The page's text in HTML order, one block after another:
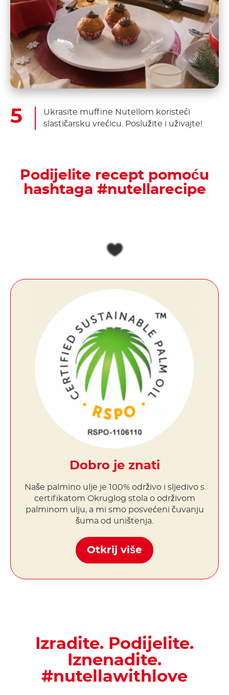
Ukrasite muffine Nutellom koristeći
slastičarsku vrećicu. Poslužite i uživajte!
Podijelite recept pomoću
hashtaga #nutellarecipe
Dobro je znati
Naše palmino ulje je 100% održivo i sljedivo s
certifikatom Okruglog stola o održivom
palminom ulju, a mi smo posvećeni čuvanju
šuma od uništenja.
Otkrij više
Izradite. Podijelite.
Iznenadite.
#nutellawithlove